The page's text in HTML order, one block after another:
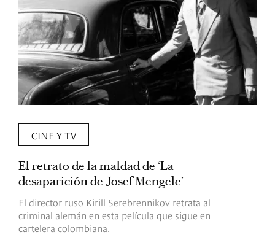
CINE Y TV
El retrato de la maldad de ‘La
desaparición de Josef Mengele’
El director ruso Kirill Serebrennikov retrata al
criminal alemán en esta película que sigue en
cartelera colombiana.